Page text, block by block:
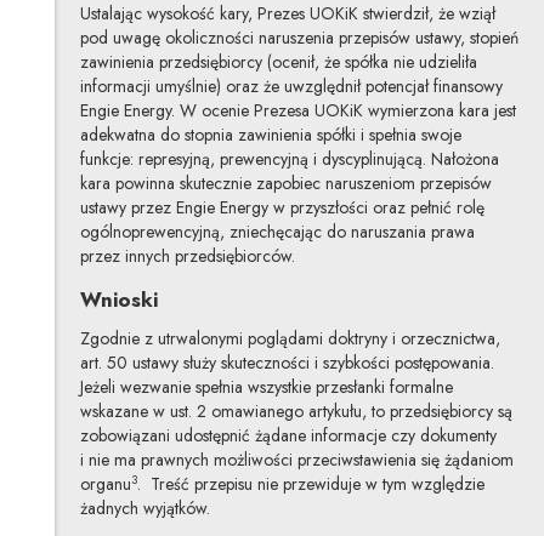
Ustalając wysokość kary, Prezes UOKiK stwierdził, że wziął
pod uwagę okoliczności naruszenia przepisów ustawy, stopień
zawinienia przedsiębiorcy (ocenił, że spółka nie udzieliła
informacji umyślnie) oraz że uwzględnił potencjał finansowy
Engie Energy. W ocenie Prezesa UOKiK wymierzona kara jest
adekwatna do stopnia zawinienia spółki i spełnia swoje
funkcje: represyjną, prewencyjną i dyscyplinującą. Nałożona
kara powinna skutecznie zapobiec naruszeniom przepisów
ustawy przez Engie Energy w przyszłości oraz pełnić rolę
ogólnoprewencyjną, zniechęcając do naruszania prawa
przez innych przedsiębiorców.
Wnioski
Zgodnie z utrwalonymi poglądami doktryny i orzecznictwa,
art. 50 ustawy służy skuteczności i szybkości postępowania.
Jeżeli wezwanie spełnia wszystkie przesłanki formalne
wskazane w ust. 2 omawianego artykułu, to przedsiębiorcy są
zobowiązani udostępnić żądane informacje czy dokumenty
i nie ma prawnych możliwości przeciwstawienia się żądaniom
organu3. Treść przepisu nie przewiduje w tym względzie
żadnych wyjątków.